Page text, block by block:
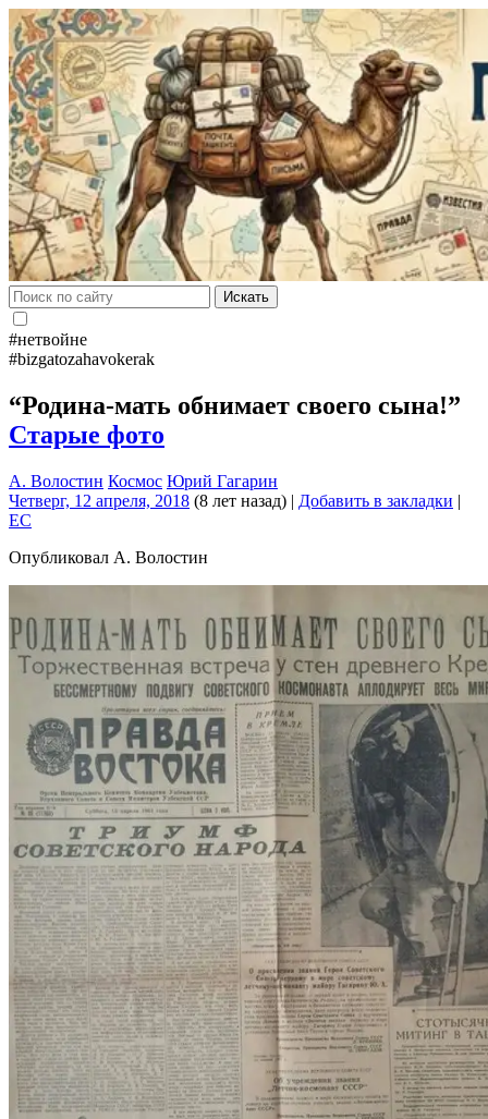
Искать
#нетвойне
#bizgatozahavokerak
“Родина-мать обнимает своего сына!”
Старые фото
А. Волостин Космос Юрий Гагарин
Четверг, 12 апреля, 2018 (8 лет назад) | Добавить в закладки |
EC
Опубликовал А. Волостин